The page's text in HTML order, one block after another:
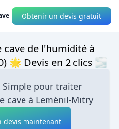
Obtenir un devis gratuit
cave de l'humidité à
🌟 Devis en 2 clics 🌫
Simple pour traiter
cave à Leménil-Mitry
devis maintenant